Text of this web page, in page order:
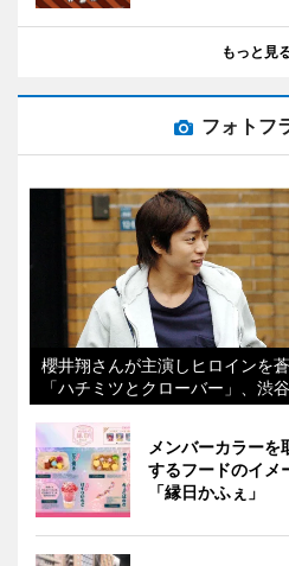
もっと見
フォトフ
櫻井翔さんが主演しヒロインを
「ハチミツとクローバー」、渋
メンバーカラーを
するフードのイメ
「縁日かふぇ」